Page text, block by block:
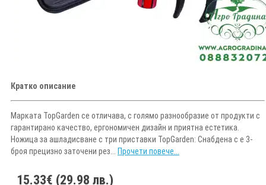
Кратко описание
Марката TopGarden се отличава, с голямо разнообразие от продукти с
гарантирано качество, ергономичен дизайн и приятна естетика.
Ножица за ашладисване с три приставки TopGarden: Снабдена с е 3-
броя прецизно заточени рез... Прочети повече...
15.33€ (29.98 лв.)